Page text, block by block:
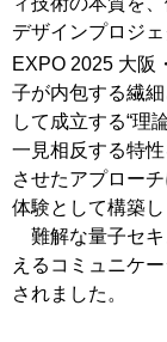
デザインプロジ
EXPO 2025 大阪
子が内包する繊
して成立する“理
一見相反する特
させたアプロー
体験として構築し
難解な量子セキ
えるコミュニケ
されました。